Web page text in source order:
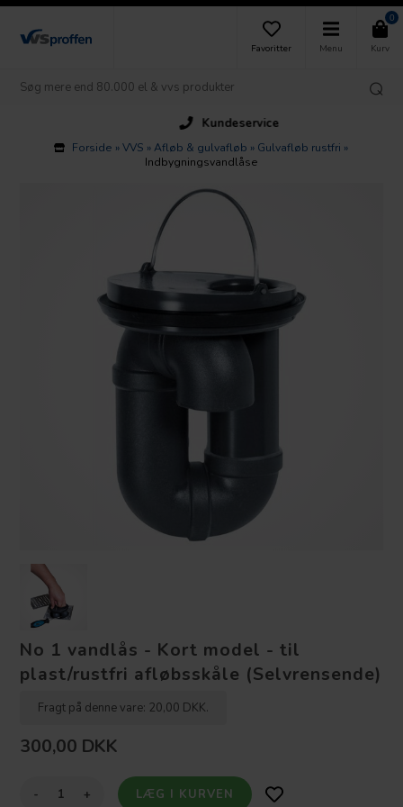
Favoritter Menu
0
Kurv
Kundeservice
Forside »VVS »Afløb & gulvafløb » Gulvafløb rustfri »
Indbygningsvandlåse
No 1 vandlås - Kort model - til
plast/rustfri afløbsskåle (Selvrensende)
Fragt på denne vare: 20,00 DKK.
300,00 DKK
- +